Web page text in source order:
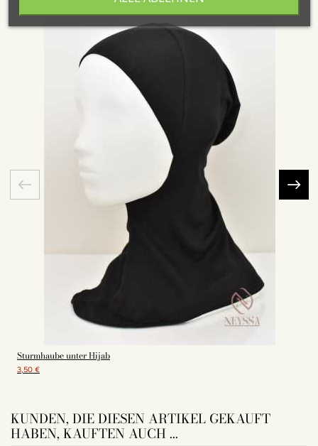
Sturmhaube unter Hijab
3,50 €
KUNDEN, DIE DIESEN ARTIKEL GEKAUFT
HABEN, KAUFTEN AUCH ...